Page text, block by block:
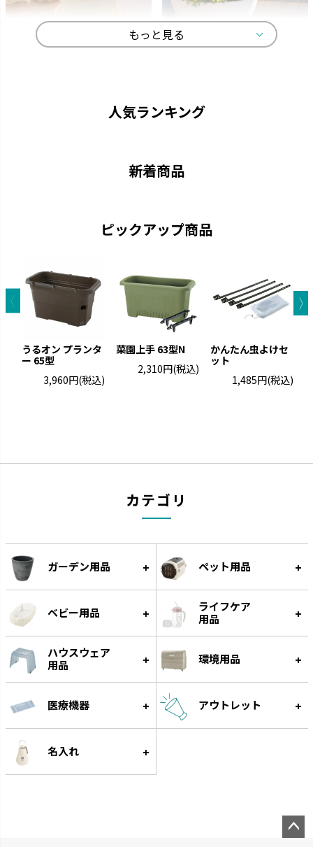
グレーニー
ペイントした手作りの風合いで
す。
クロレラの恵み
クロレラの効果で植物の生長を
サポートします。
受皿に貯水する底面給水タイプ
エコル
手作り感のある暖かな風合いで
スラック ジョーロ
大容量なのにスリムなじょうろ
です。
グレース
もっと見る
人気ランキング
新着商品
ピックアップ商品
うるオン プランタ
ー 65型
3,960円(税込)
菜園上手 63型N
2,310円(税込)
かんたん虫よけセ
ット
1,485円(税込)
カテゴリ
ガーデン用品 ペット用品
ベビー用品
ライフケア
用品
ハウスウェア
用品
環境用品
医療機器 アウトレット
名入れ